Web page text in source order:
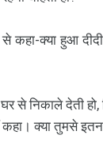
से कहा-क्या हुआ
से निकाले देती
क्या तुमसे